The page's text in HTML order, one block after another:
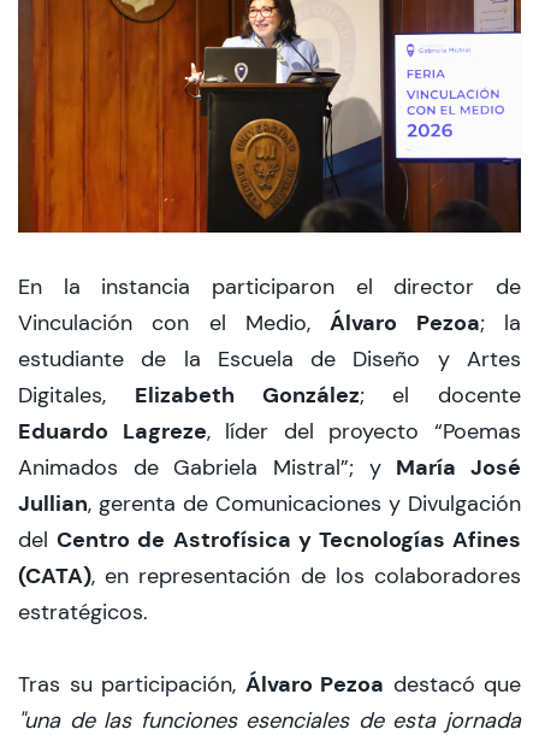
En la instancia participaron el director de
Vinculación con el Medio,Álvaro Pezoa; la
estudiante de la Escuela de Diseño y Artes
Digitales, Elizabeth González; el docente
Eduardo Lagreze, líder del proyecto “Poemas
Animados de Gabriela Mistral”; y María José
Jullian, gerenta de Comunicaciones y Divulgación
delCentro de Astrofísica y Tecnologías Afines
(CATA), en representación de los colaboradores
estratégicos.
Tras su participación, Álvaro Pezoa destacó que
"una de las funciones esenciales de esta jornada